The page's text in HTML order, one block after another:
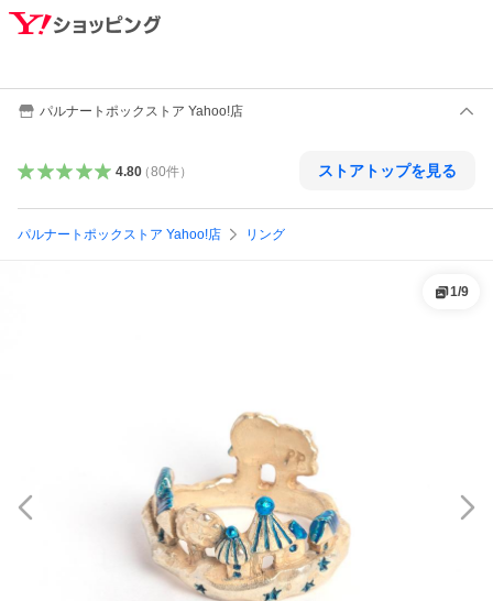
パルナートポックストア Yahoo!店
4.80（80件） ストアトップを見る
パルナートポックストア Yahoo!店 リング
1/9